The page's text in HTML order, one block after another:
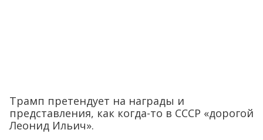
Трамп претендует на награды и
представления, как когда-то в СССР «дорогой
Леонид Ильич».